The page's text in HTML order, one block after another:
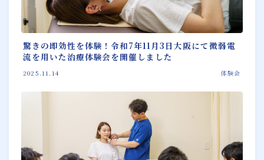
驚きの即効性を体験！令和7年11月3日大阪にて微弱電
流を用いた治療体験会を開催しました
2025.11.14 体験会